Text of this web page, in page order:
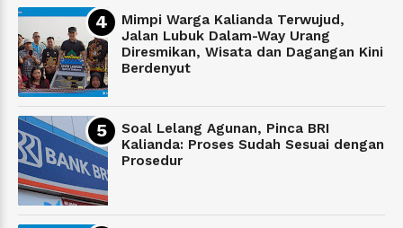
Mimpi Warga Kalianda Terwujud,
Jalan Lubuk Dalam-Way Urang
Diresmikan, Wisata dan Dagangan Kini
Berdenyut
Soal Lelang Agunan, Pinca BRI
Kalianda: Proses Sudah Sesuai dengan
Prosedur